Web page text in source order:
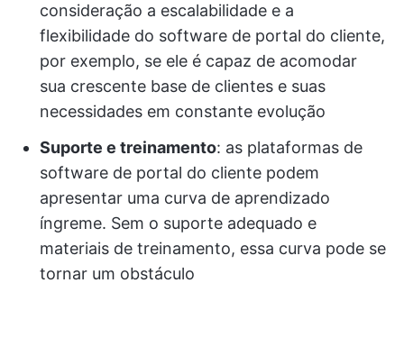
consideração a escalabilidade e a
flexibilidade do software de portal do cliente,
por exemplo, se ele é capaz de acomodar
sua crescente base de clientes e suas
necessidades em constante evolução
Suporte e treinamento: as plataformas de
software de portal do cliente podem
apresentar uma curva de aprendizado
íngreme. Sem o suporte adequado e
materiais de treinamento, essa curva pode se
tornar um obstáculo